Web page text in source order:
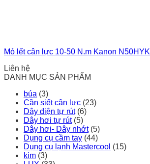
Mỏ lết cân lực 10-50 N.m Kanon N50HYK
Liên hệ
DANH MỤC SẢN PHẨM
búa (3)
Cần siết cân lực (23)
Dây điện tự rút (6)
Dây hơi tự rút (5)
Dây hơi- Dây nhớt (5)
Dụng cụ cầm tay (44)
Dụng cụ lạnh Mastercool (15)
kìm (3)